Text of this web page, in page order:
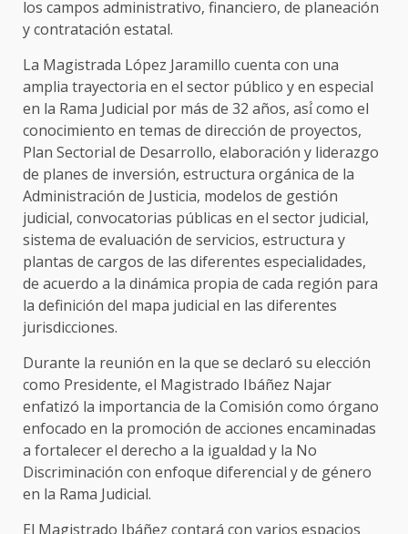
los campos administrativo, financiero, de planeación
y contratación estatal.
La Magistrada López Jaramillo cuenta con una
amplia trayectoria en el sector público y en especial
en la Rama Judicial por más de 32 años, así́ como el
conocimiento en temas de dirección de proyectos,
Plan Sectorial de Desarrollo, elaboración y liderazgo
de planes de inversión, estructura orgánica de la
Administración de Justicia, modelos de gestión
judicial, convocatorias públicas en el sector judicial,
sistema de evaluación de servicios, estructura y
plantas de cargos de las diferentes especialidades,
de acuerdo a la dinámica propia de cada región para
la definición del mapa judicial en las diferentes
jurisdicciones.
Durante la reunión en la que se declaró su elección
como Presidente, el Magistrado Ibáñez Najar
enfatizó la importancia de la Comisión como órgano
enfocado en la promoción de acciones encaminadas
a fortalecer el derecho a la igualdad y la No
Discriminación con enfoque diferencial y de género
en la Rama Judicial.
El Magistrado Ibáñez contará con varios espacios